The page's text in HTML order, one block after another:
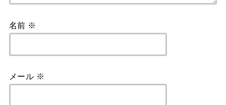
名前 ※
メール ※